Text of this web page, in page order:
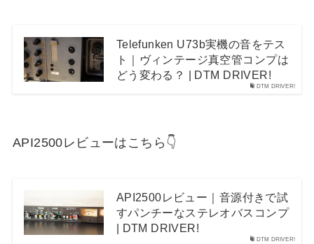
DTM DRIVER!
Telefunken U73b実機の音をテス
ト｜ヴィンテージ真空管コンプは
どう変わる？ | DTM DRIVER!
API2500レビューはこちら👇
DTM DRIVER!
API2500レビュー｜音源付きで試
すパンチーなステレオバスコンプ
| DTM DRIVER!